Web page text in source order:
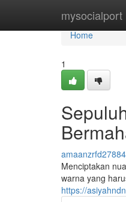
mysocialport
Home
Home
1
Menciptakan
warna yang
https://